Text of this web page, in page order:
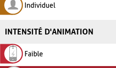
Individuel
INTENSITÉ D'ANIMATION
Faible